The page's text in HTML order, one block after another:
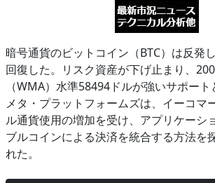
暗号通貨のビットコイン（BTC）は反発
回復した。リスク資産が下げ止まり、
（WMA）水準58494ドルが強いサポー
メタ・プラットフォームズは、イーコマ
ル通貨使用の増加を受け、アプリケーシ
ブルコインによる決済を統合する方法を
れた。